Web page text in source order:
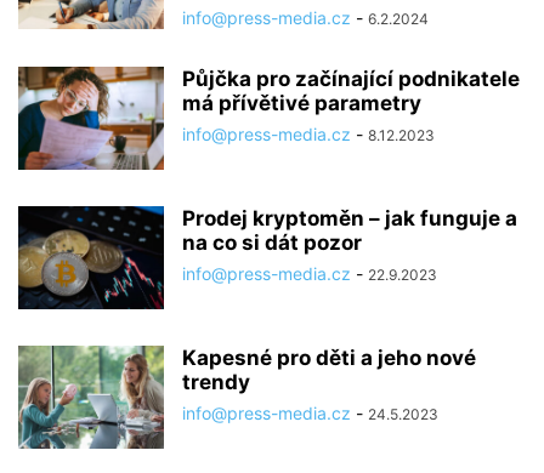
info@press-media.cz - 6.2.2024
Půjčka pro začínající podnikatele
má přívětivé parametry
info@press-media.cz - 8.12.2023
Prodej kryptoměn – jak funguje a
na co si dát pozor
info@press-media.cz - 22.9.2023
Kapesné pro děti a jeho nové
trendy
info@press-media.cz - 24.5.2023